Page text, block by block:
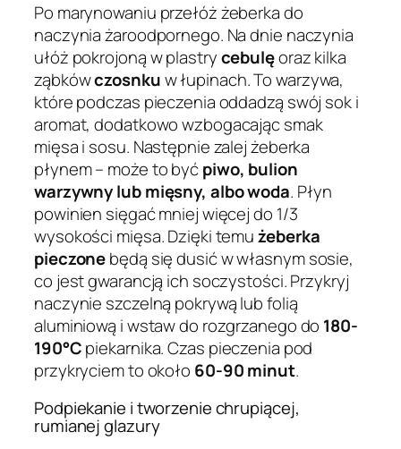
Po marynowaniu przełóż żeberka do
naczynia żaroodpornego. Na dnie naczynia
ułóż pokrojoną w plastrycebulęoraz kilka
ząbkówczosnkuw łupinach. To warzywa,
które podczas pieczenia oddadzą swój sok i
aromat, dodatkowo wzbogacając smak
mięsa i sosu. Następnie zalej żeberka
płynem – może to byćpiwo, bulion
warzywny lub mięsny, albo woda. Płyn
powinien sięgać mniej więcej do 1/3
wysokości mięsa. Dzięki temużeberka
pieczonebędą się dusić w własnym sosie,
co jest gwarancją ich soczystości. Przykryj
naczynie szczelną pokrywą lub folią
aluminiową i wstaw do rozgrzanego do 180-
190°Cpiekarnika. Czas pieczenia pod
przykryciem to około 60-90 minut.
Podpiekanie i tworzenie chrupiącej,
rumianej glazury